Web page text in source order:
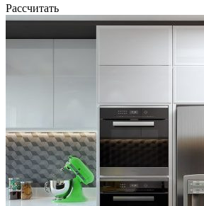
Рассчитать